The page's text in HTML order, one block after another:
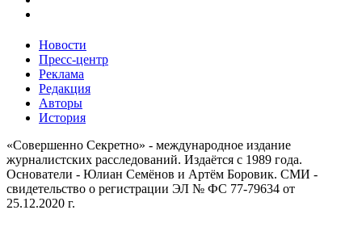
Новости
Пресс-центр
Реклама
Редакция
Авторы
История
«Совершенно Секретно» - международное издание
журналистских расследований. Издаётся с 1989 года.
Основатели - Юлиан Семёнов и Артём Боровик. CМИ -
свидетельство о регистрации ЭЛ № ФС 77-79634 от
25.12.2020 г.